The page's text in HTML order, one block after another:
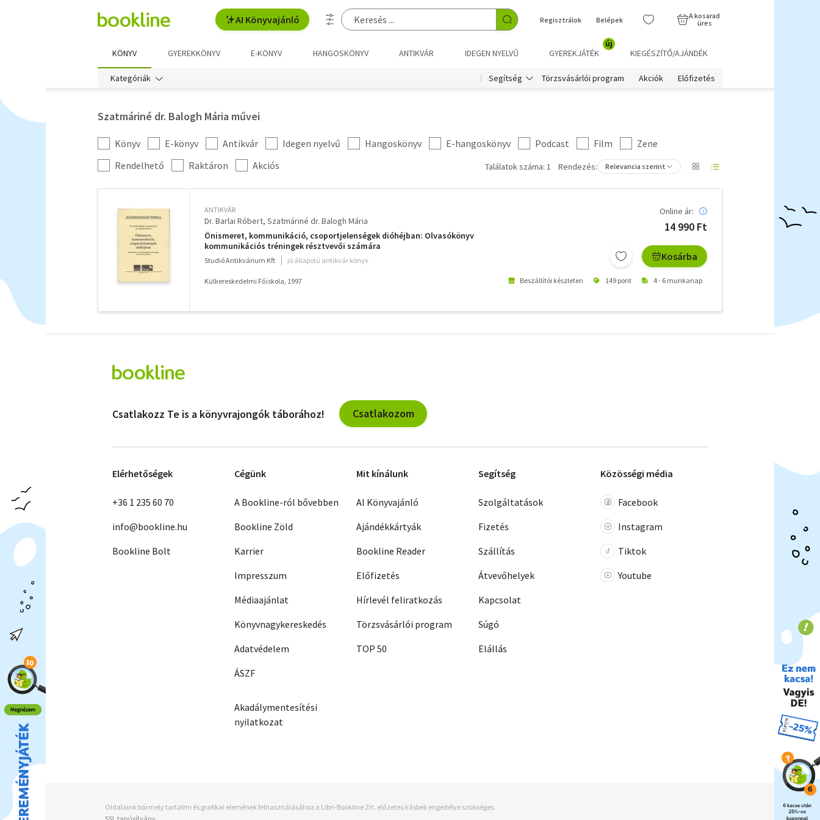
AI Könyvajánló Regisztrálok Belépek
A kosarad
üres
KÖNYV GYEREKKÖNYV E-KÖNYV HANGOSKÖNYV ANTIKVÁR IDEGEN NYELVŰ GYEREKJÁTÉK
új
KIEGÉSZÍTŐ/AJÁNDÉK
Kategóriák Segítség Törzsvásárlói program Akciók Előfizetés
Szatmáriné dr. Balogh Mária művei
Kategória
szűrés
Könyv E-könyv Antikvár Idegen nyelvű Hangoskönyv E-hangoskönyv Podcast Film
Zene
További
szűrők
Rendelhető Raktáron Akciós Találatok száma: 1 Rendezés: Relevancia szerint
ANTIKVÁR
Dr. Barlai Róbert Szatmáriné dr. Balogh Mária
Önismeret, kommunikáció, csoportjelenségek dióhéjban: Olvasókönyv
kommunikációs tréningek résztvevői számára
Studió Antikvárium Kft jó állapotú antikvár könyv
Külkereskedelmi Főiskola, 1997
Online ár:
14 990 Ft
Kosárba
Beszállítói készleten 149 pont 4 - 6 munkanap
szűrők
Csatlakozz Te is a könyvrajongók táborához! Csatlakozom
Elérhetőségek
+36 1 235 60 70
info@bookline.hu
Bookline Bolt
Cégünk
A Bookline-ról bővebben
Bookline Zöld
Karrier
Impresszum
Médiaajánlat
Könyvnagykereskedés
Adatvédelem
ÁSZF
Akadálymentesítési
nyilatkozat
Mit kínálunk
AI Könyvajánló
Ajándékkártyák
Bookline Reader
Előfizetés
Hírlevél feliratkozás
Törzsvásárlói program
TOP 50
Segítség
Szolgáltatások
Fizetés
Szállítás
Átvevőhelyek
Kapcsolat
Súgó
Elállás
Közösségi média
Facebook
Instagram
Tiktok
Youtube
Oldalaink bármely tartalmi és grafikai elemének felhasználásához a Libri-Bookline Zrt. előzetes írásbeli engedélye szükséges.